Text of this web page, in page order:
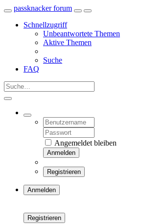
passknacker forum
Schnellzugriff
Unbeantwortete Themen
Aktive Themen
Suche
FAQ
Angemeldet bleiben
Anmelden
Registrieren
Anmelden
Registrieren